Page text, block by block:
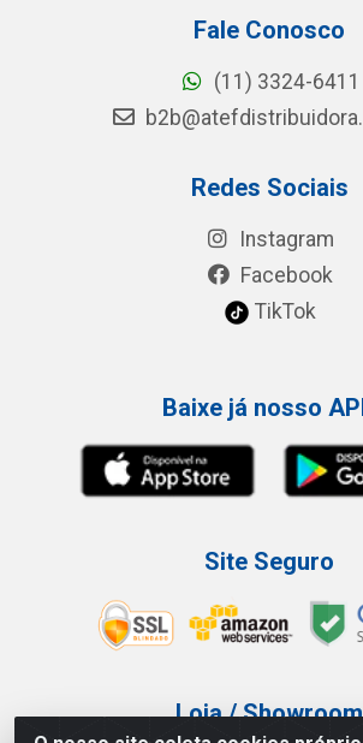
Fale Conosco
(11) 3324-6411
Redes Sociais
Instagram
Facebook
TikTok
Baixe já nosso
Site Seguro
Loja / Showroom